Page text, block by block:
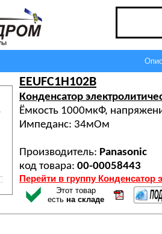
EEUFC1H102B
Конденсатор
Ёмкость 1000мкФ,
Импеданс: 34мОм
Производитель: Panasonic
код товара: 00-00058443
Перейти в группу Конденсатор
Этот товар
есть на складе